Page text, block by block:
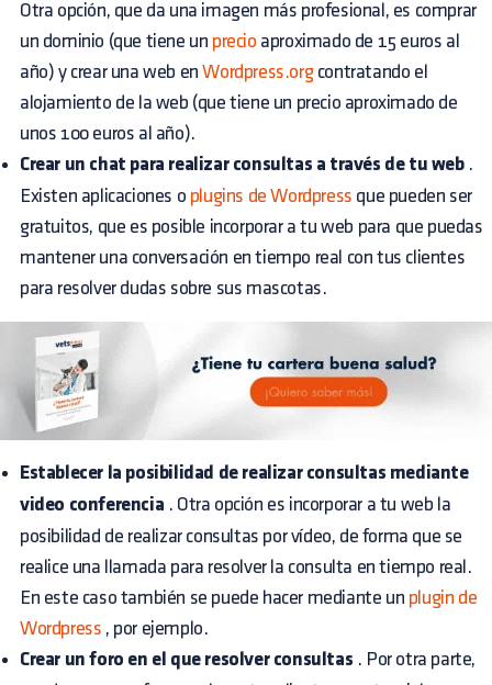
Otra opción, que da una imagen más profesional, es comprar
un dominio (que tiene un precio aproximado de 15 euros al
año) y crear una web enWordpress.orgcontratando el
alojamiento de la web (que tiene un precio aproximado de
unos 100 euros al año).
Crear un chat para realizar consultas a través de tu web.
Existen aplicaciones o plugins de Wordpress que pueden ser
gratuitos, que es posible incorporar a tu web para que puedas
mantener una conversación en tiempo real con tus clientes
para resolver dudas sobre sus mascotas.
Establecer la posibilidad de realizar consultas mediante
video conferencia . Otra opción es incorporar a tu web la
posibilidad de realizar consultas por vídeo, de forma que se
realice una llamada para resolver la consulta en tiempo real.
En este caso también se puede hacer mediante un plugin de
Wordpress , por ejemplo.
Crear un foro en el que resolver consultas . Por otra parte,